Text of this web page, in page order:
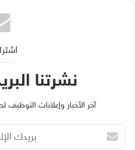
نشرتنا
آخر الأخبار وإعلانات